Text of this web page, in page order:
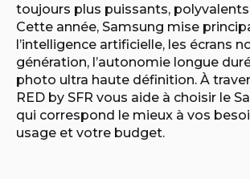
toujours plus puissants,
Cette année, Samsung mise
l’intelligence artificielle, les écrans
génération, l’autonomie longue
photo ultra haute définition. À
RED by SFR vous aide à choisir le
qui correspond le mieux à vos
usage et votre budget.